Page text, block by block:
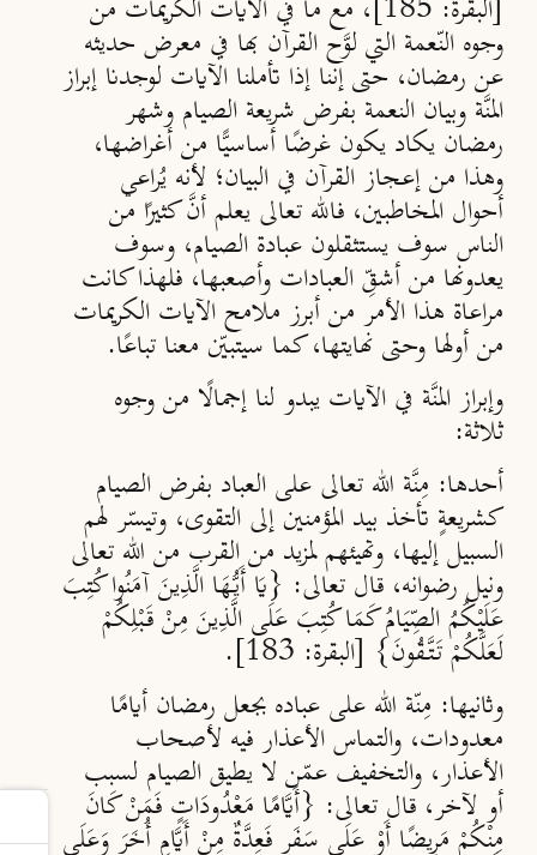
[البقرة: 185]، مع ما في الآيات الكريمات من
وجوه النّعمة التي لوَّح القرآن بها في معرض حديثه
عن رمضان، حتى إننا إذا تأملنا الآيات لوجدنا إبراز
المنَّة وبيان النعمة بفرض شريعة الصيام وشهر
رمضان يكاد يكون غرضًا أساسيًّا من أغراضها،
وهذا من إعجاز القرآن في البيان؛ لأنه يُراعي
أحوال المخاطبين، فالله تعالى يعلم أنَّ كثيرًا من
الناس سوف يستثقلون عبادة الصيام، وسوف
يعدونها من أشقِّ العبادات وأصعبها، فلهذا كانت
مراعاة هذا الأمر من أبرز ملامح الآيات الكريمات
من أولها وحتى نهايتها، كما سيتبيّن معنا تباعًا.
وإبراز المنَّة في الآيات يبدو لنا إجمالًا من وجوه
ثلاثة:
أحدها: مِنَّة الله تعالى على العباد بفرض الصيام
كشريعةٍ تأخذ بيد المؤمنين إلى التقوى، وتيسّر لهم
السبيل إليها، وتهيئهم لمزيد من القرب من الله تعالى
ونيل رضوانه، قال تعالى: {يَا أَيُّهَا الَّذِينَ آمَنُوا كُتِبَ
عَلَيْكُمُ الصِّيَامُ كَمَا كُتِبَ عَلَى الَّذِينَ مِنْ قَبْلِكُمْ
لَعَلَّكُمْ تَتَّقُونَ} [البقرة: 183].
وثانيها: مِنّة الله على عباده بجعل رمضان أيامًا
معدودات، والتماس الأعذار فيه لأصحاب
الأعذار، والتخفيف عمّن لا يطيق الصيام لسبب
أو لآخر، قال تعالى: {أَيَّامًا مَعْدُودَاتٍ فَمَنْ كَانَ
مِنْكُمْ مَرِيضًا أَوْ عَلَى سَفَرٍ فَعِدَّةٌ مِنْ أَيَّامٍ أُخَرَ وَعَلَى